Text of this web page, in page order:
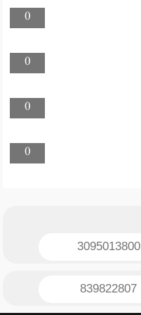
0
0
0
0
3095013800
839822807